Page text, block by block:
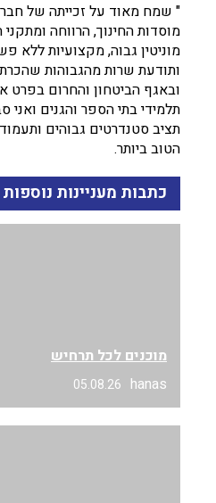
מוסדות החינוך, הרווחה
מוניטין גבוה, מקצועיות ללא
ותודעת שרות מהגבוהות
ובאגף הביטחון והחרום בפרט
תציב סטנדרטים גבוהים
הטוב ביותר.
כתבות מעניינות נוספות
מוכנים לכל תרחיש
hanas
05.08.26